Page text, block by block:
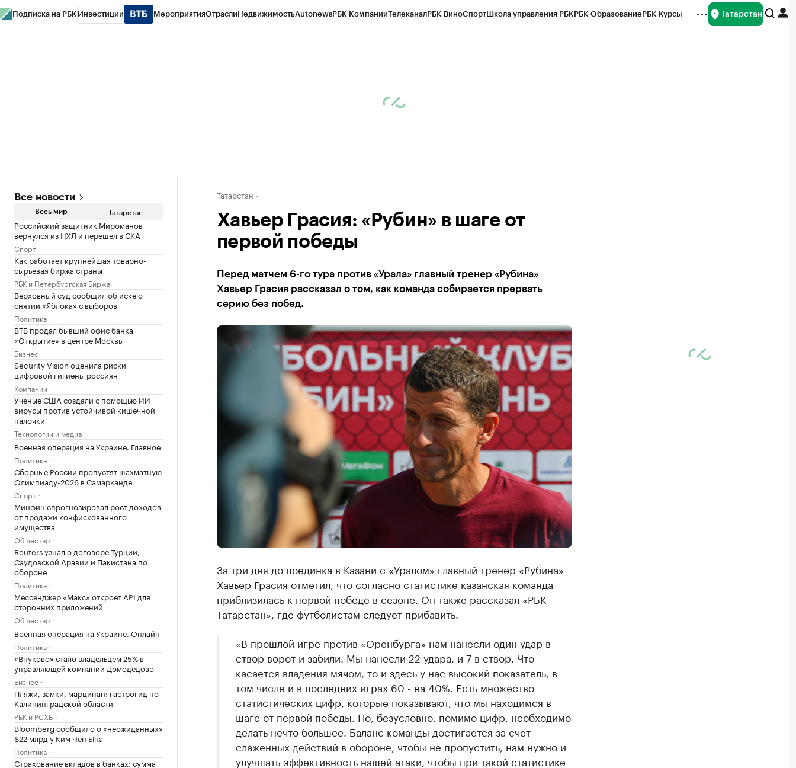
Подписка на РБК Инвестиции МероприятияОтраслиНедвижимостьAutonewsРБК КомпанииТелеканалРБК ВиноСпортШкола управления РБКРБК ОбразованиеРБК Курсы Татарстан
Все новости
Весь мир Татарстан
Российский защитник Мироманов
вернулся из НХЛ и перешел в СКА
Спорт
Как работает крупнейшая товарно-
сырьевая биржа страны
РБК и Петербургская Биржа
Верховный суд сообщил об иске о
снятии «Яблока» с выборов
Политика
ВТБ продал бывший офис банка
«Открытие» в центре Москвы
Бизнес
Security Vision оценила риски
цифровой гигиены россиян
Компании
Ученые США создали с помощью ИИ
вирусы против устойчивой кишечной
палочки
Технологии и медиа
Военная операция на Украине. Главное
Политика
Сборные России пропустят шахматную
Олимпиаду-2026 в Самарканде
Спорт
Минфин спрогнозировал рост доходов
от продажи конфискованного
имущества
Общество
Reuters узнал о договоре Турции,
Саудовской Аравии и Пакистана по
обороне
Политика
Мессенджер «Макс» откроет API для
сторонних приложений
Общество
Военная операция на Украине. Онлайн
Политика
«Внуково» стало владельцем 25% в
управляющей компании Домодедово
Бизнес
Пляжи, замки, марципан: гастрогид по
Калининградской области
РБК и РСХБ
Bloomberg сообщило о «неожиданных»
$22 млрд у Ким Чен Ына
Политика
Страхование вкладов в банках: сумма
Татарстан
Хавьер Грасия: «Рубин» в шаге от
первой победы
Перед матчем 6-го тура против «Урала» главный тренер «Рубина»
Хавьер Грасия рассказал о том, как команда собирается прервать
серию без побед.
За три дня до поединка в Казани с «Уралом» главный тренер «Рубина»
Хавьер Грасия отметил, что согласно статистике казанская команда
приблизилась к первой победе в сезоне. Он также рассказал «РБК-
Татарстан», где футболистам следует прибавить.
«В прошлой игре против «Оренбурга» нам нанесли один удар в
створ ворот и забили. Мы нанесли 22 удара, и 7 в створ. Что
касается владения мячом, то и здесь у нас высокий показатель, в
том числе и в последних играх 60 - на 40%. Есть множество
статистических цифр, которые показывают, что мы находимся в
шаге от первой победы. Но, безусловно, помимо цифр, необходимо
делать нечто большее. Баланс команды достигается за счет
слаженных действий в обороне, чтобы не пропустить, нам нужно и
улучшать эффективность нашей атаки, чтобы при такой статистике